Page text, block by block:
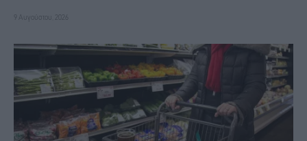
9 Αυγούστου, 2026